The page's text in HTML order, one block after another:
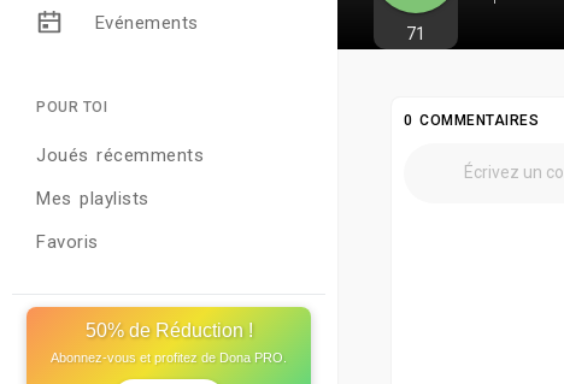
Evénements
POUR TOI
Joués récemments
Mes playlists
Favoris
50% de Réduction !
Abonnez-vous et profitez de Dona PRO.
71
0 COMMENTAIRES